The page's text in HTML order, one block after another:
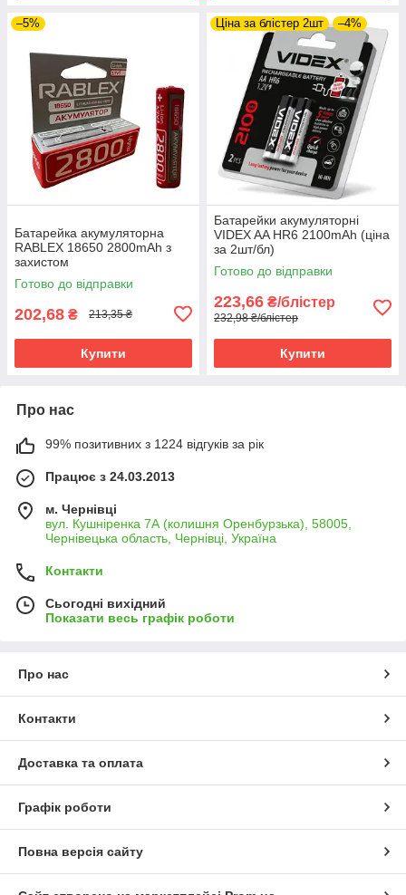
–5%
Батарейка акумуляторна
RABLEX 18650 2800mAh з
захистом
Готово до відправки
202,68 ₴ 213,35 ₴
Купити
Ціна за блістер 2шт –4%
Батарейки акумуляторні
VIDEX AA HR6 2100mAh (ціна
за 2шт/бл)
Готово до відправки
223,66 ₴/блістер
232,98 ₴/блістер
Купити
Про нас
99% позитивних з 1224 відгуків за рік
Працює з 24.03.2013
м. Чернівці
вул. Кушніренка 7А (колишня Оренбурзька), 58005,
Чернівецька область, Чернівці, Україна
Контакти
Сьогодні вихідний
Показати весь графік роботи
Про нас
Контакти
Доставка та оплата
Графік роботи
Повна версія сайту